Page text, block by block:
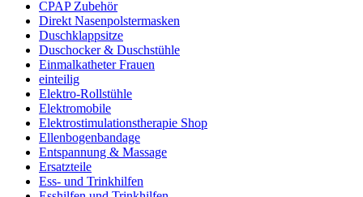
CPAP Zubehör
Direkt Nasenpolstermasken
Duschklappsitze
Duschocker & Duschstühle
Einmalkatheter Frauen
einteilig
Elektro-Rollstühle
Elektromobile
Elektrostimulationstherapie Shop
Ellenbogenbandage
Entspannung & Massage
Ersatzteile
Ess- und Trinkhilfen